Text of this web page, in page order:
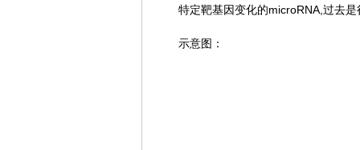
特定靶基因变化的microRNA,过去
示意图：